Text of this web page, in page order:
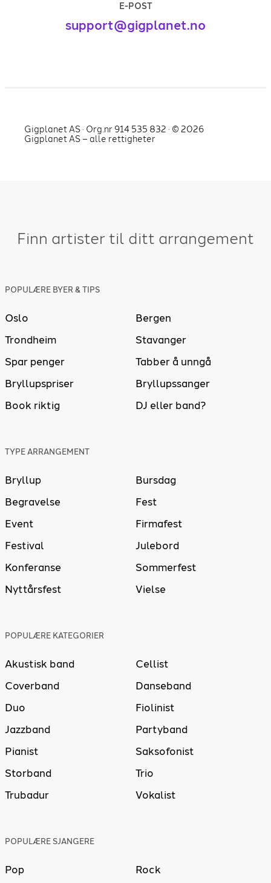
E-POST
support@gigplanet.no
Gigplanet AS · Org.nr 914 535 832 · © 2026
Gigplanet AS – alle rettigheter
Finn artister til ditt arrangement
POPULÆRE BYER & TIPS
Oslo
Bergen
Trondheim
Stavanger
Spar penger
Tabber å unngå
Bryllupspriser
Bryllupssanger
Book riktig
DJ eller band?
TYPE ARRANGEMENT
Bryllup
Bursdag
Begravelse
Fest
Event
Firmafest
Festival
Julebord
Konferanse
Sommerfest
Nyttårsfest
Vielse
POPULÆRE KATEGORIER
Akustisk band
Cellist
Coverband
Danseband
Duo
Fiolinist
Jazzband
Partyband
Pianist
Saksofonist
Storband
Trio
Trubadur
Vokalist
POPULÆRE SJANGERE
Pop Rock